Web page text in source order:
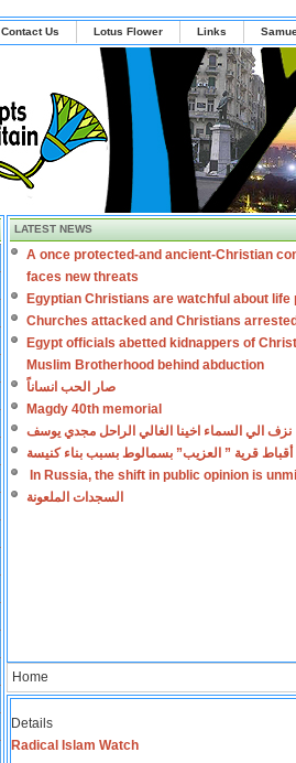
Contact Us Lotus Flower Links
LATEST NEWS
A once protected-and ancient-Christian
faces new threats
Egyptian Christians are watchful about life
Churches attacked and Christians
Egypt officials abetted kidnappers of
Muslim Brotherhood behind abduction
صار الحب انساناً
Magdy 40th memorial
نزف الي السماء اخينا الغالي الراحل مجدي يوسف
أقباط قرية ” العزيب” بسمالوط بسبب بناء كنيسة
In Russia, the shift in public opinion is
السجدات الملعونة
Home
Details
Radical Islam Watch